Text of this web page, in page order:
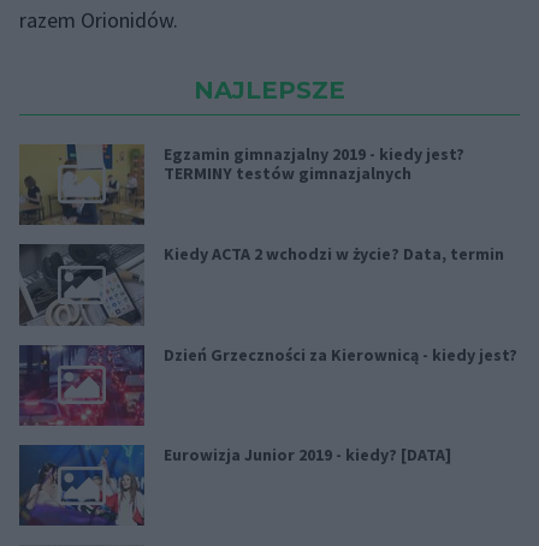
razem Orionidów.
NAJLEPSZE
Egzamin gimnazjalny 2019 - kiedy jest?
TERMINY testów gimnazjalnych
Kiedy ACTA 2 wchodzi w życie? Data, termin
Dzień Grzeczności za Kierownicą - kiedy jest?
Eurowizja Junior 2019 - kiedy? [DATA]